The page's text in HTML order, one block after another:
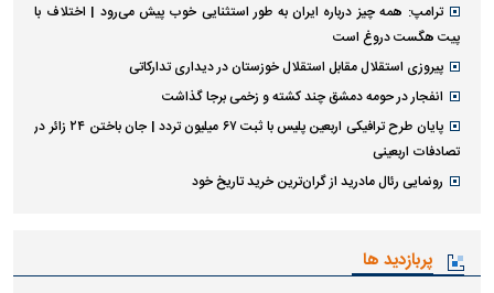
ترامپ: همه چیز درباره ایران به طور استثنایی خوب پیش می‌رود | اختلاف با
پیت هگست دروغ است
پیروزی استقلال مقابل استقلال خوزستان در دیداری تدارکاتی
انفجار در حومه دمشق چند کشته و زخمی برجا گذاشت
پایان طرح ترافیکی اربعین پلیس با ثبت ۶۷ میلیون تردد | جان باختن ۲۴ زائر در
تصادفات اربعینی
رونمایی رئال مادرید از گران‌ترین خرید تاریخ خود
پربازدید ها